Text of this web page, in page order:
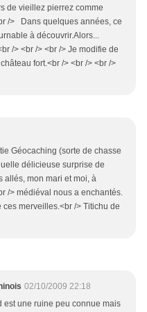
de vieillez pierrez comme
/> Dans quelques années, ce
à découvrir.Alors...
/> <br /> <br /> Je modifie de
fort.<br /> <br /> <br />
Géocaching (sorte de chasse
délicieuse surprise de
allés, mon mari et moi, à
/> médiéval nous a enchantés.
merveilles.<br /> Titichu de
02/10/2009 22:18
est une ruine peu connue mais